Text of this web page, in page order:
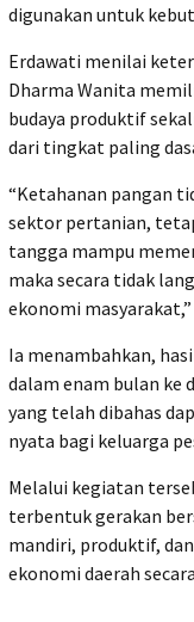
digunakan untuk
Erdawati menilai
Dharma Wanita
budaya produktif
dari tingkat paling
“Ketahanan pangan
sektor pertanian,
tangga mampu
maka secara tidak
ekonomi
Ia menambahkan,
dalam enam bulan ke
yang telah dibahas
nyata bagi keluarga
Melalui kegiatan
terbentuk gerakan
mandiri, produktif,
ekonomi daerah